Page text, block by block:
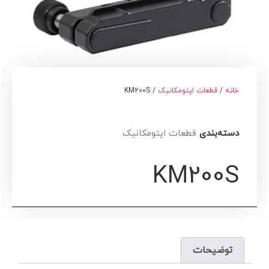
خانه / قطعات اپتومکانیک / KM200S
دسته‌بندی قطعات اپتومکانیک
KM200S
توضیحات